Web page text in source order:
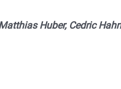
Huber, Cedric